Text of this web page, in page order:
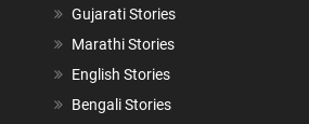
Gujarati Stories
Marathi Stories
English Stories
Bengali Stories